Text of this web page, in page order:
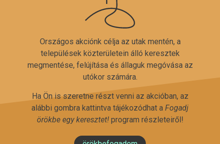
Országos akciónk célja az utak mentén, a
települések közterületein álló keresztek
megmentése, felújítása és állaguk megóvása az
utókor számára.
Ha Ön is szeretne részt venni az akcióban, az
alábbi gombra kattintva tájékozódhat a Fogadj
örökbe egy keresztet!program részleteiről!